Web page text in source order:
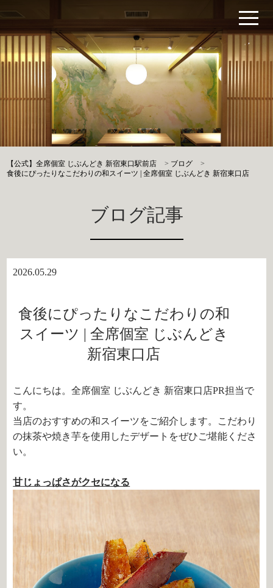
【公式】全席個室 じぶんどき 新宿東口駅前店 > ブログ
>
食後にぴったりなこだわりの和スイーツ | 全席個室 じぶんどき 新宿東口店
ブログ記事
2026.05.29
食後にぴったりなこだわりの和
スイーツ | 全席個室 じぶんどき
新宿東口店
こんにちは。全席個室 じぶんどき 新宿東口店PR担当で
す。
当店のおすすめの和スイーツをご紹介します。こだわり
の抹茶や焼き芋を使用したデザートをぜひご堪能くださ
い。
甘じょっぱさがクセになる